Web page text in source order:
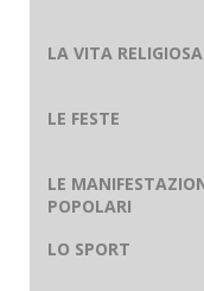
LA VITA RELIGIOSA
LE FESTE
LE
POPOLARI
LO SPORT